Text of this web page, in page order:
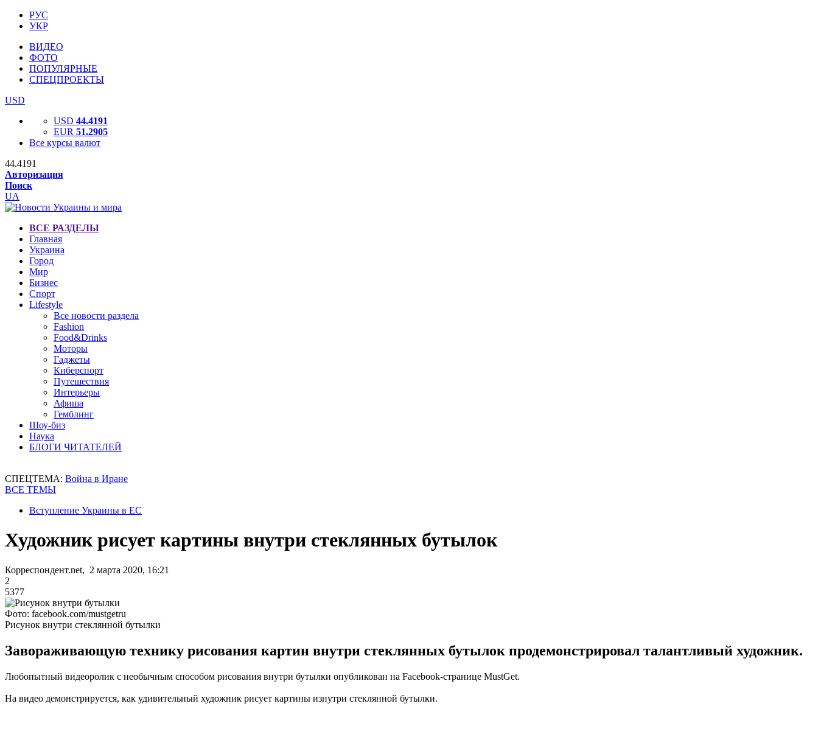
РУС
УКР
ВИДЕО
ФОТО
ПОПУЛЯРНЫЕ
СПЕЦПРОЕКТЫ
USD
USD 44.4191
EUR 51.2905
Все курсы валют
44.4191
Авторизация
Поиск
UA
ВСЕ РАЗДЕЛЫ
Главная
Украина
Город
Мир
Бизнес
Спорт
Lifestyle
Все новости раздела
Fashion
Food&Drinks
Моторы
Гаджеты
Киберспорт
Путешествия
Интерьеры
Афиша
Гемблинг
Шоу-биз
Наука
БЛОГИ ЧИТАТЕЛЕЙ
СПЕЦТЕМА: Война в Иране
ВСЕ ТЕМЫ
Вступление Украины в ЕС
Художник рисует картины внутри стеклянных бутылок
Корреспондент.net, 2 марта 2020, 16:21
2
5377
Фото: facebook.com/mustgetru
Рисунок внутри стеклянной бутылки
Завораживающую технику рисования картин внутри стеклянных бутылок продемонстрировал талантливый художник.
Любопытный видеоролик с необычным способом рисования внутри бутылки опубликован на Facebook-странице MustGet.
На видео демонстрируется, как удивительный художник рисует картины изнутри стеклянной бутылки.